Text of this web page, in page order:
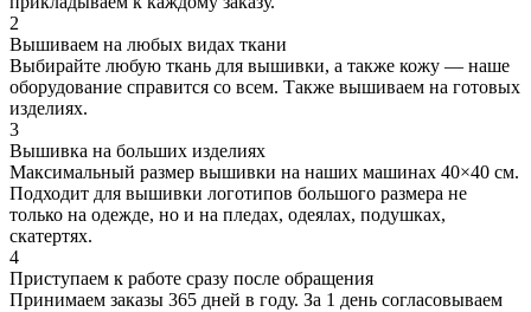
2
Вышиваем на любых видах ткани
Выбирайте любую ткань для вышивки, а также кожу — наше
оборудование справится со всем. Также вышиваем на готовых
изделиях.
3
Вышивка на больших изделиях
Максимальный размер вышивки на наших машинах 40×40 см.
Подходит для вышивки логотипов большого размера не
только на одежде, но и на пледах, одеялах, подушках,
скатертях.
4
Приступаем к работе сразу после обращения
Принимаем заказы 365 дней в году. За 1 день согласовываем